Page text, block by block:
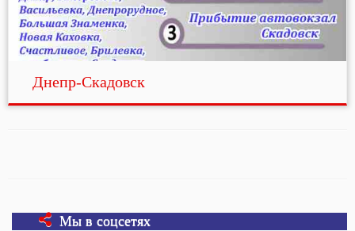
Днепр-Скадовск
Мы в соцсетях